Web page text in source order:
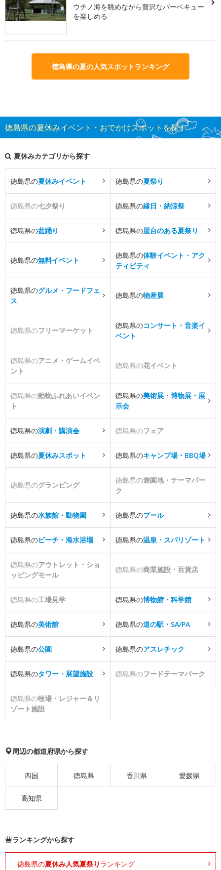
ウチノ海を眺めながら贅沢なバーベキュー
を楽しめる
徳島県の夏の人気スポットランキング
徳島県の夏休みイベント・おでかけスポットを探す
夏休みカテゴリから探す
徳島県の夏休みイベント 徳島県の夏祭り
徳島県の七夕祭り 徳島県の縁日・納涼祭
徳島県の盆踊り 徳島県の屋台のある夏祭り
徳島県の無料イベント
徳島県の体験イベント・アク
ティビティ
徳島県のグルメ・フードフェ
ス
徳島県の物産展
徳島県のフリーマーケット
徳島県のコンサート・音楽イ
ベント
徳島県のアニメ・ゲームイベ
ント
徳島県の花イベント
徳島県の動物ふれあいイベン
ト
徳島県の美術展・博物展・展
示会
徳島県の演劇・講演会 徳島県のフェア
徳島県の夏休みスポット 徳島県のキャンプ場・BBQ場
徳島県のグランピング
徳島県の遊園地・テーマパー
ク
徳島県の水族館・動物園 徳島県のプール
徳島県のビーチ・海水浴場 徳島県の温泉・スパリゾート
徳島県のアウトレット・ショ
ッピングモール
徳島県の商業施設・百貨店
徳島県の工場見学 徳島県の博物館・科学館
徳島県の美術館 徳島県の道の駅・SA/PA
徳島県の公園 徳島県のアスレチック
徳島県のタワー・展望施設 徳島県のフードテーマパーク
徳島県の牧場・レジャー＆リ
ゾート施設
周辺の都道府県から探す
四国 徳島県 香川県 愛媛県
高知県
ランキングから探す
徳島県の夏休み人気夏祭り ランキング